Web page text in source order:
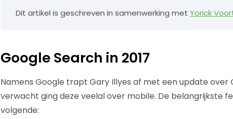
Dit artikel is geschreven in samenwerking met Yorick
Google Search in 2017
Namens Google trapt Gary Illyes af met een update over
verwacht ging deze veelal over mobile. De belangrijkste
volgende: